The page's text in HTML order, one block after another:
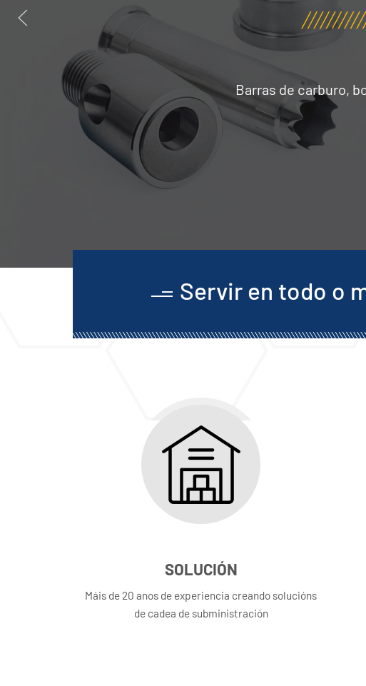
Barras de carburo,
Servir en todo o
SOLUCIÓN
Máis de 20 anos de experiencia creando solucións
de cadea de subministración